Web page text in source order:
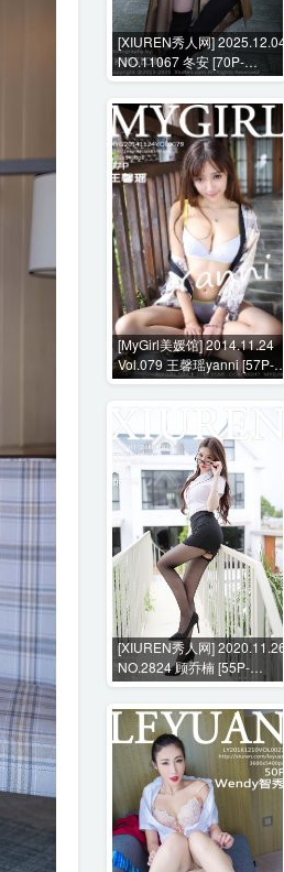
[XIUREN秀人网] 2025.12.04
NO.11067 冬安 [70P-
690MB]
[MyGirl美媛馆] 2014.11.24
Vol.079 王馨瑶yanni [57P-
264MB]
[XIUREN秀人网] 2020.11.26
NO.2824 顾乔楠 [55P-
470MB]